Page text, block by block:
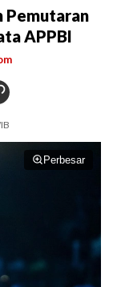
Pemutaran
APPBI
Perbesar